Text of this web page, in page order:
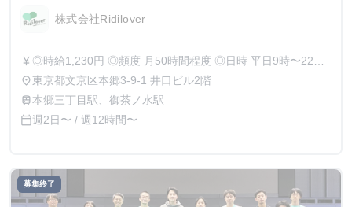
株式会社Ridilover
currency_yen ◎時給1,230円 ◎頻度 月50時間程度 ◎日時 平日9時〜22時
の中からタイムフレックスで柔軟に勤務可 フレックス勤務
で、かつリモートであるため、個人の状況に合わせた働き方
後の夜の時間から始業するなど、柔軟な勤務で活躍している
出社を求める場合があります。）
place東京都文京区本郷3-9-1 井口ビル2階
train本郷三丁目駅、御茶ノ水駅
calendar_today週2日〜 / 週12時間〜
募集終了